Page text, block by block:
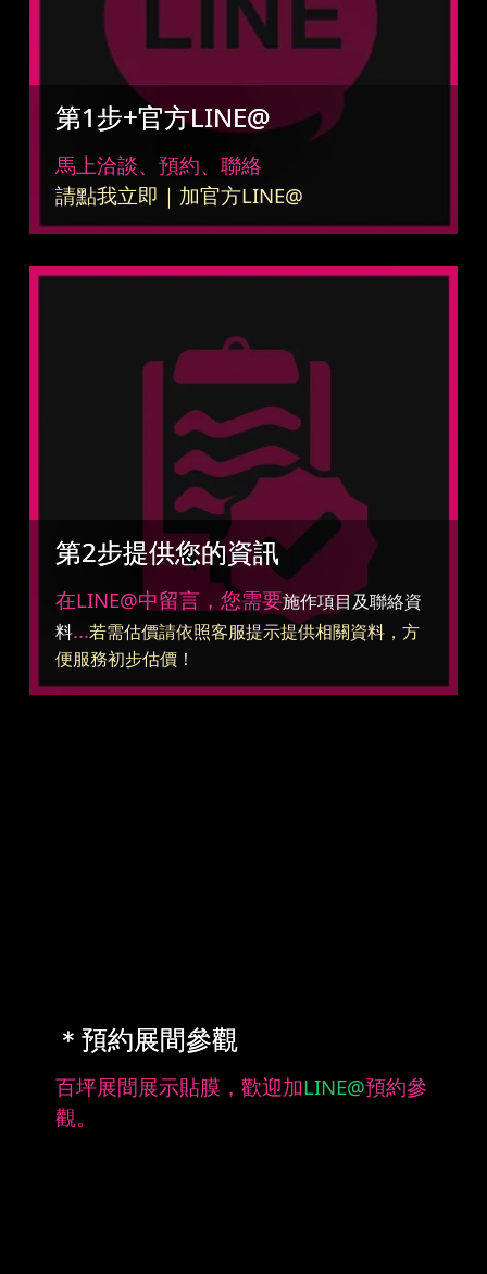
第1步+官方LINE@
馬上洽談、預約、聯絡
請點我立即｜加官方LINE@
第2步提供您的資訊
在LINE@中留言，您需要施作項目及聯絡資
料...若需估價請依照客服提示提供相關資料，方
便服務初步估價！
＊預約展間參觀
百坪展間展示貼膜，歡迎加LINE@預約參
觀。